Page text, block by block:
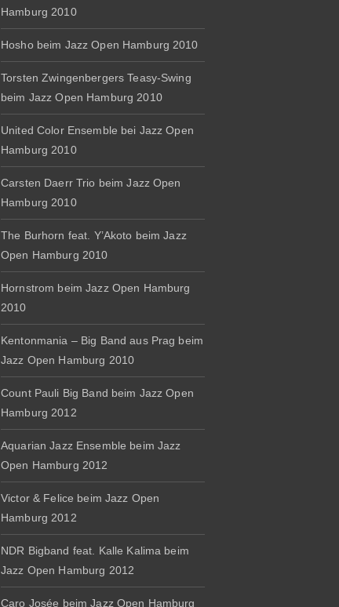
Hamburg 2010
Hosho beim Jazz Open Hamburg 2010
Torsten Zwingenbergers Teasy-Swing
beim Jazz Open Hamburg 2010
United Color Ensemble bei Jazz Open
Hamburg 2010
Carsten Daerr Trio beim Jazz Open
Hamburg 2010
The Burhorn feat. Y’Akoto beim Jazz
Open Hamburg 2010
Hornstrom beim Jazz Open Hamburg
2010
Kentonmania – Big Band aus Prag beim
Jazz Open Hamburg 2010
Count Pauli Big Band beim Jazz Open
Hamburg 2012
Aquarian Jazz Ensemble beim Jazz
Open Hamburg 2012
Victor & Felice beim Jazz Open
Hamburg 2012
NDR Bigband feat. Kalle Kalima beim
Jazz Open Hamburg 2012
Caro Josée beim Jazz Open Hamburg